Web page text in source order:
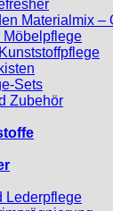
Materialmix –
Möbelpflege
Sets
Zubehör
Lederpflege